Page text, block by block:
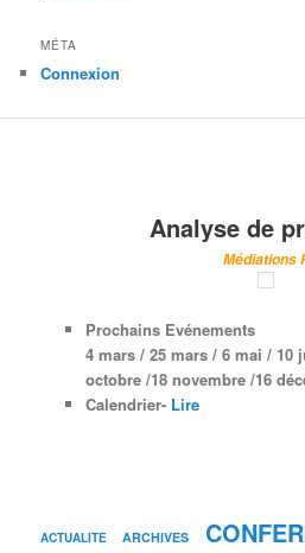
MÉTA
Connexion
Analyse de
Médiations
Prochains Evénements
4 mars / 25 mars / 6 mai / 10
octobre /18 novembre /16
Calendrier- Lire
ACTUALITE ARCHIVES